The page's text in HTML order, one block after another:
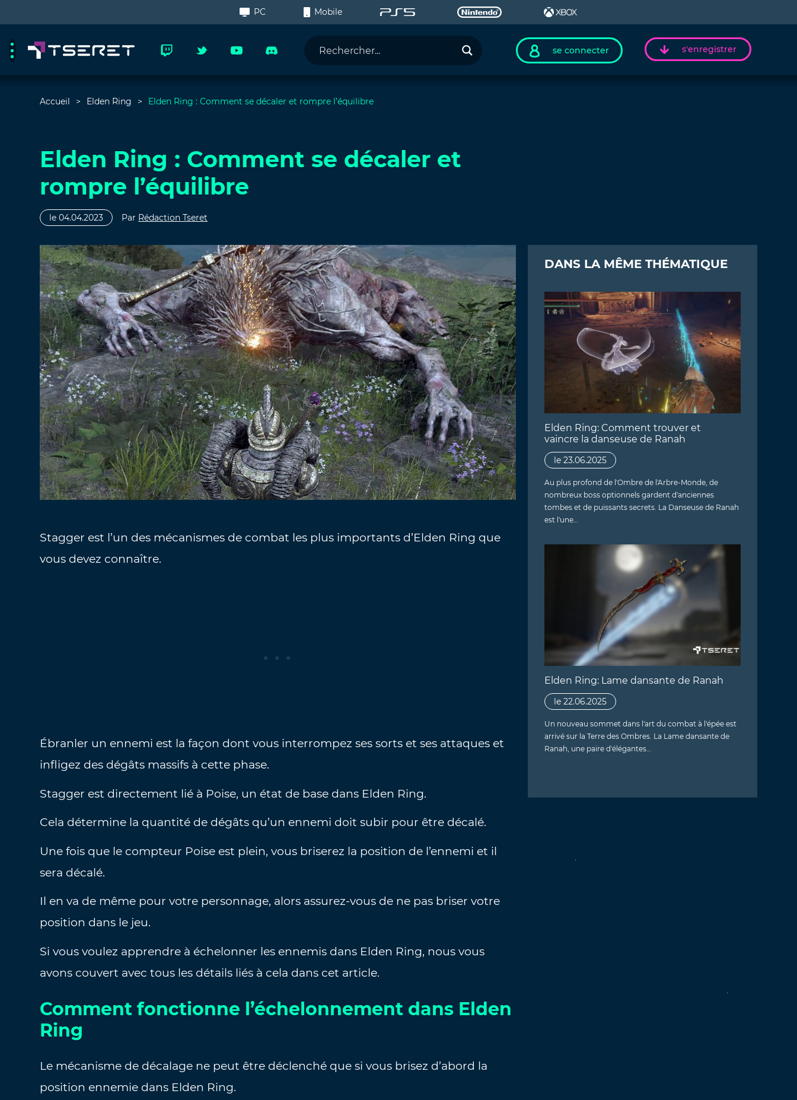
PC Mobile
se connecter s'enregistrer
Accueil Elden Ring Elden Ring : Comment se décaler et rompre l’équilibre
Elden Ring : Comment se décaler et
rompre l’équilibre
le 04.04.2023 Par Rédaction Tseret
Stagger est l’un des mécanismes de combat les plus importants d’Elden Ring que
vous devez connaître.
Ébranler un ennemi est la façon dont vous interrompez ses sorts et ses attaques et
infligez des dégâts massifs à cette phase.
Stagger est directement lié à Poise, un état de base dans Elden Ring.
Cela détermine la quantité de dégâts qu’un ennemi doit subir pour être décalé.
Une fois que le compteur Poise est plein, vous briserez la position de l’ennemi et il
sera décalé.
Il en va de même pour votre personnage, alors assurez-vous de ne pas briser votre
position dans le jeu.
Si vous voulez apprendre à échelonner les ennemis dans Elden Ring, nous vous
avons couvert avec tous les détails liés à cela dans cet article.
Comment fonctionne l’échelonnement dans Elden
Ring
Le mécanisme de décalage ne peut être déclenché que si vous brisez d’abord la
position ennemie dans Elden Ring.
DANS LA MÊME THÉMATIQUE
Elden Ring: Comment trouver et
vaincre la danseuse de Ranah
le 23.06.2025
Au plus profond de l'Ombre de l'Arbre-Monde, de
nombreux boss optionnels gardent d'anciennes
tombes et de puissants secrets. La Danseuse de Ranah
est l'une…
Elden Ring: Lame dansante de Ranah
le 22.06.2025
Un nouveau sommet dans l'art du combat à l'épée est
arrivé sur la Terre des Ombres. La Lame dansante de
Ranah, une paire d'élégantes…